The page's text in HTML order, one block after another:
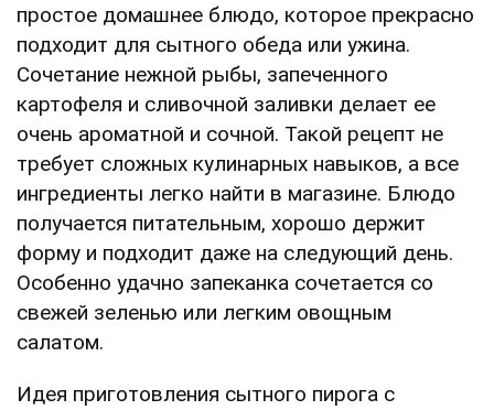
простое домашнее блюдо, которое прекрасно
подходит для сытного обеда или ужина.
Сочетание нежной рыбы, запеченного
картофеля и сливочной заливки делает ее
очень ароматной и сочной. Такой рецепт не
требует сложных кулинарных навыков, а все
ингредиенты легко найти в магазине. Блюдо
получается питательным, хорошо держит
форму и подходит даже на следующий день.
Особенно удачно запеканка сочетается со
свежей зеленью или легким овощным
салатом.
Идея приготовления сытного пирога с